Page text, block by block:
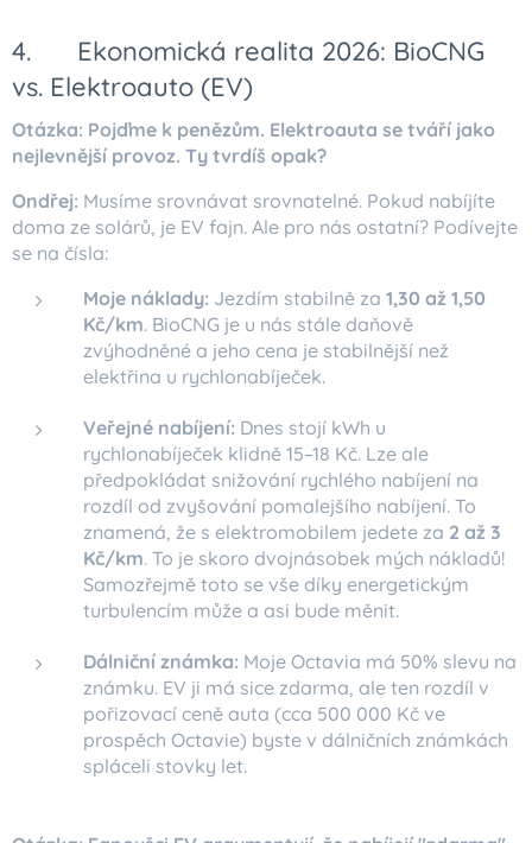
4. ☀️ Ekonomická realita 2026: BioCNG
vs. Elektroauto (EV)
Otázka: Pojďme k penězům. Elektroauta se tváří jako
nejlevnější provoz. Ty tvrdíš opak?
Ondřej: Musíme srovnávat srovnatelné. Pokud nabíjíte
doma ze solárů, je EV fajn. Ale pro nás ostatní? Podívejte
se na čísla:
Moje náklady: Jezdím stabilně za 1,30 až 1,50
Kč/km. BioCNG je u nás stále daňově
zvýhodněné a jeho cena je stabilnější než
elektřina u rychlonabíječek.
Veřejné nabíjení: Dnes stojí kWh u
rychlonabíječek klidně 15–18 Kč. Lze ale
předpokládat snižování rychlého nabíjení na
rozdíl od zvyšování pomalejšího nabíjení. To
znamená, že s elektromobilem jedete za 2 až 3
Kč/km. To je skoro dvojnásobek mých nákladů!
Samozřejmě toto se vše díky energetickým
turbulencím může a asi bude měnit.
Dálniční známka: Moje Octavia má 50% slevu na
známku. EV ji má sice zdarma, ale ten rozdíl v
pořizovací ceně auta (cca 500 000 Kč ve
prospěch Octavie) byste v dálničních známkách
spláceli stovky let.